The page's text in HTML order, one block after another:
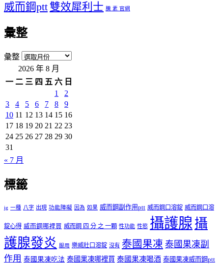
威而鋼ptt 雙效犀利士 騰 素 官網
彙整
彙整
2026 年 8 月
一 二 三 四 五 六 日
1
2
3
4 5 6 7 8
9
10 11 12 13 14 15 16
17 18 19 20 21 22 23
24 25 26 27 28 29 30
31
« 7 月
標籤
ig 一種 八字 出現 功能障礙 因為 如果 威而鋼副作用ptt 威而鋼口溶錠 威而鋼口溶
錠心得 威而鋼哪裡買 威而鋼 四 分 之 一顆 性功能 性慾 攝護腺 攝
護腺發炎
服用 樂威壯口溶錠 沒有 泰國果凍 泰國果凍副
作用 泰國果凍吃法 泰國果凍哪裡買 泰國果凍喝酒 泰國果凍威而鋼ptt